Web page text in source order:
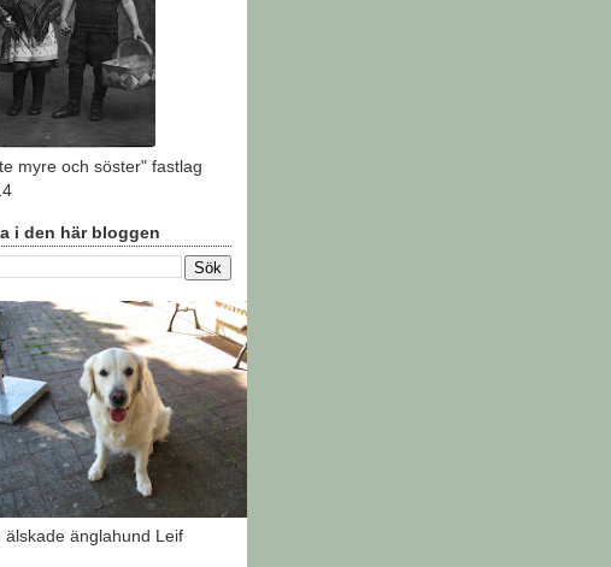
myre och söster" fastlag
i den här bloggen
älskade änglahund Leif